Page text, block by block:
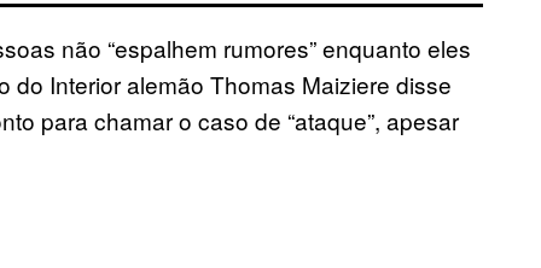
não “espalhem rumores” enquanto eles
do Interior alemão Thomas Maiziere disse
para chamar o caso de “ataque”, apesar